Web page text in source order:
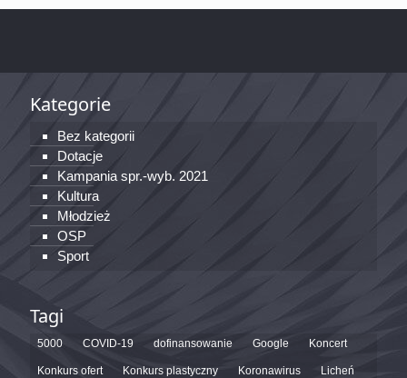
Kategorie
Bez kategorii
Dotacje
Kampania spr.-wyb. 2021
Kultura
Młodzież
OSP
Sport
Tagi
5000 COVID-19 dofinansowanie Google Koncert
Konkurs ofert Konkurs plastyczny Koronawirus Licheń